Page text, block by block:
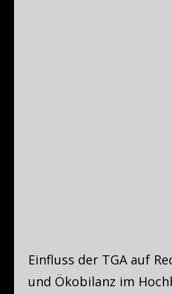
Einfluss der TGA auf
und Ökobilanz im